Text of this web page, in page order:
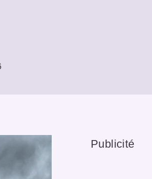
Publicité